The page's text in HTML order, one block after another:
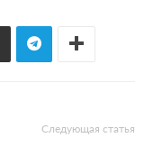
Следующая статья